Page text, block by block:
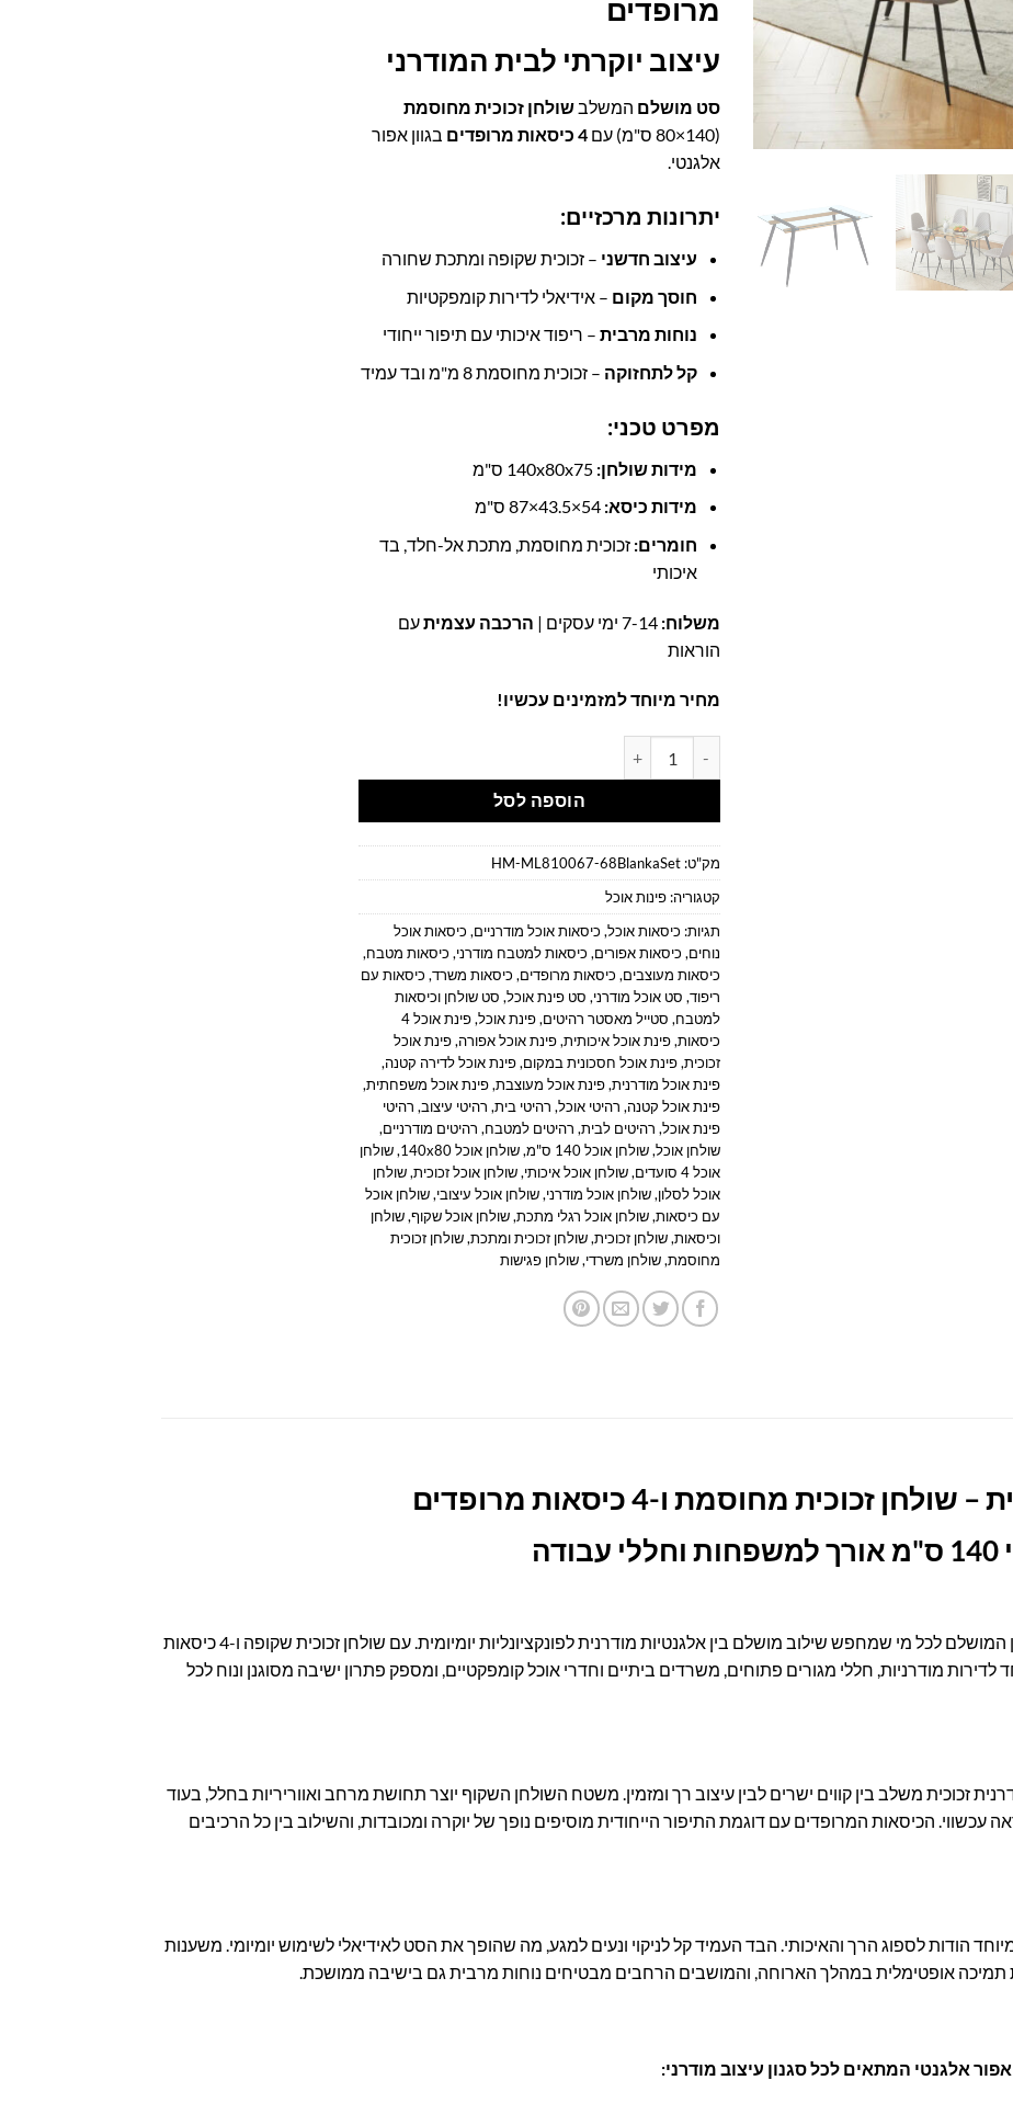
מרופדים
עיצוב יוקרתי לבית המודרני
סט מושלם המשלבשולחן זכוכית מחוסמת
(140×80 ס"מ) עם
4 כיסאות מרופדים
בגוון אפור
אלגנטי.
יתרונות מרכזיים:
עיצוב חדשני – זכוכית שקופה ומתכת שחורה
חוסך מקום – אידיאלי לדירות קומפקטיות
נוחות מרבית– ריפוד איכותי עם תיפור ייחודי
קל לתחזוקה – זכוכית מחוסמת 8 מ"מ ובד עמיד
מפרט טכני:
מידות שולחן:
מידות כיסא:
חומרים: זכוכית מחוסמת, מתכת אל-חלד, בד
איכותי
משלוח: הרכבה עצמיתעם
הוראות
מחיר מיוחד למזמינים עכשיו!
הוספה לסל
מק"ט: HM-ML810067-68BlankaSet
קטגוריה: פינות אוכל
תגיות: כיסאות אוכל, כיסאות אוכל מודרניים, כיסאות אוכל
נוחים, כיסאות אפורים, כיסאות למטבח מודרני, כיסאות מטבח,
כיסאות מעוצבים, כיסאות מרופדים, כיסאות משרד, כיסאות עם
ריפוד, סט אוכל מודרני, סט פינת אוכל, סט שולחן וכיסאות
למטבח, סטייל מאסטר רהיטים,פינת אוכל,
פינת אוכל 4
כיסאות,פינת אוכל איכותית,פינת אוכל אפורה,פינת אוכל
זכוכית,פינת אוכל חסכונית במקום,פינת אוכל לדירה קטנה,
פינת אוכל מודרנית,פינת אוכל מעוצבת,פינת אוכל משפחתית,
פינת אוכל קטנה, רהיטי אוכל, רהיטי בית, רהיטי עיצוב, רהיטי
פינת אוכל, רהיטים לבית, רהיטים למטבח, רהיטים מודרניים,
שולחן אוכל,שולחן אוכל 140 ס"מ ,שולחן אוכל 140x80 ,שולחן
אוכל 4 סועדים
,שולחן אוכל איכותי,שולחן אוכל זכוכית,שולחן
אוכל לסלון,שולחן אוכל מודרני,שולחן אוכל עיצובי,שולחן אוכל
עם כיסאות,שולחן אוכל רגלי מתכת,שולחן אוכל שקוף,שולחן
וכיסאות,שולחן זכוכית,שולחן זכוכית ומתכת,שולחן זכוכית
מחוסמת,שולחן משרדי,שולחן פגישות
זכוכית מחוסמת ו-4 כיסאות מרופדים
הסט פינת אוכל מודרנית זכוכית הוא הפתרון המושלם לכל מי שמחפש שילוב מושלם בין אלגנטיות מודרנית לפונקציונליות יומיומית. עם שולחן זכוכית שקופה ו-4 כיסאות
מודרניות, חללי מגורים פתוחים, משרדים ביתיים וחדרי אוכל קומפקטיים, ומספק פתרון ישיבה מסוגנן ונוח לכל
זכוכית משלב בין קווים ישרים לבין עיצוב רך ומזמין. משטח השולחן השקוף יוצר תחושת מרחב ואווריריות בחלל, בעוד
עכשווי. הכיסאות המרופדים עם דוגמת התיפור הייחודית מוסיפים נופך של יוקרה ומכובדות, והשילוב בין כל הרכיבים
הודות לספוג הרך והאיכותי. הבד העמיד קל לניקוי ונעים למגע, מה שהופך את הסט לאידיאלי לשימוש יומיומי. משענות
אופטימלית במהלך הארוחה, והמושבים הרחבים מבטיחים נוחות מרבית גם בישיבה ממושכת.
אפור אלגנטי המתאים לכל סגנון עיצוב מודרני: